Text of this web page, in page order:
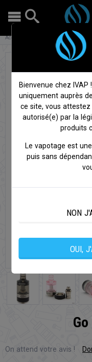
Accueil Cigarettes électroniques
On attend votre avis !
Bienvenue chez
uniquement auprès
ce site, vous
autorisé(e) par la
produits
Le vapotage est
puis sans
NON
OUI,